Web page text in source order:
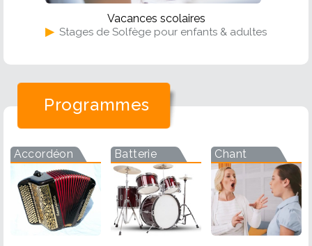
Vacances scolaires
▶ Stages de Solfège pour enfants & adultes
Programmes
Accordéon Batterie Chant